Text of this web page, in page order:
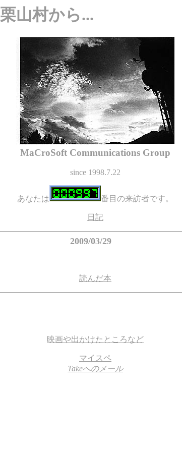
栗山村から...
MaCroSoft Communications Group
since 1998.7.22
あなたは 番目の来訪者です。
日記
2009/03/29
読んだ本
映画や出かけたところなど
マイスペ
Takeへのメール